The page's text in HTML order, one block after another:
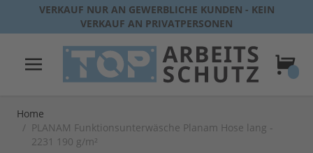
Direkt zum Inhalt
VERKAUF NUR AN GEWERBLICHE KUNDEN - KEIN
VERKAUF AN PRIVATPERSONEN
Home
/ PLANAM Funktionsunterwäsche Planam Hose lang -
2231 190 g/m²